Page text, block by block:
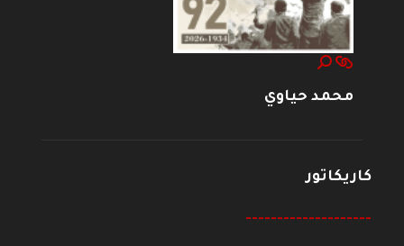
محمد حياوي
كاريكاتور
--------------------